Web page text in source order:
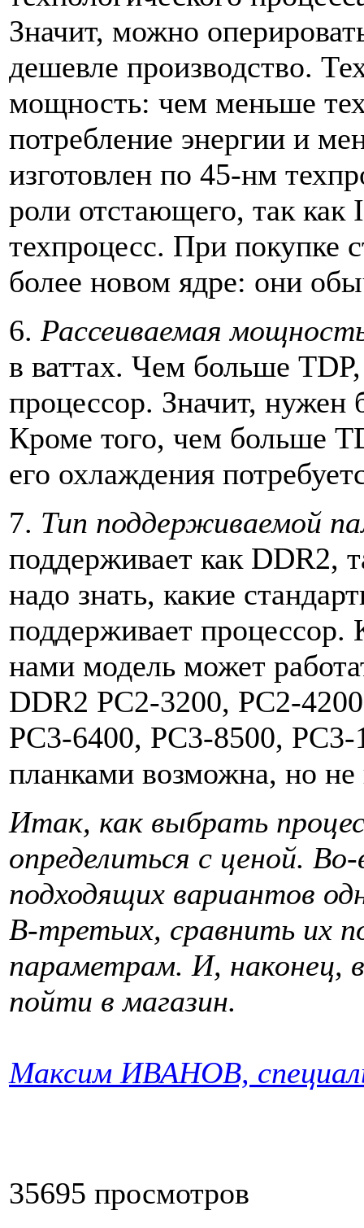
Значит, можно
дешевле производство.
мощность: чем меньше
потребление энергии и
изготовлен по 45-нм
роли отстающего, так
техпроцесс. При покупке
более новом ядре: они
6. Рассеиваемая
в ваттах. Чем больше
процессор. Значит,
Кроме того, чем больше
его охлаждения
7. Тип поддерживаемой
поддерживает как DDR2,
надо знать, какие
поддерживает процессор.
нами модель может
DDR2 PC2-3200, PC2-
PC3-6400, PC3-8500,
планками возможна, но не
Итак, как выбрать
определиться с ценой.
подходящих вариантов
В-третьих, сравнить их
параметрам. И, наконец,
пойти в магазин.
Максим ИВАНОВ,
35695 просмотров